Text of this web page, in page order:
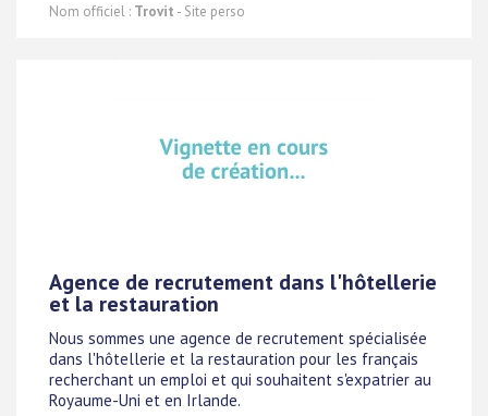
Nom officiel : Trovit - Site perso
Agence de recrutement dans l'hôtellerie
et la restauration
Nous sommes une agence de recrutement spécialisée
dans l'hôtellerie et la restauration pour les français
recherchant un emploi et qui souhaitent s'expatrier au
Royaume-Uni et en Irlande.